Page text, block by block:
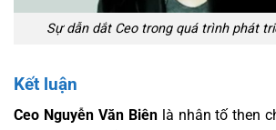
Sự dẫn dắt Ceo trong quá trình phát
Kết luận
Ceo Nguyễn Văn Biênlà nhân tố then